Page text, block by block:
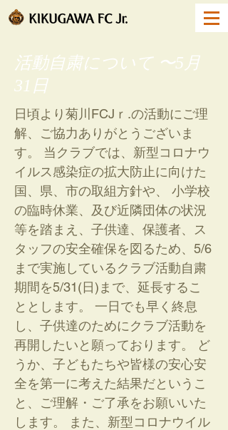
活動自粛について 〜5月
31日
日頃より菊川FCJｒ.の活動にご理
解、ご協力ありがとうございま
す。 当クラブでは、新型コロナウ
イルス感染症の拡大防止に向けた
国、県、市の取組方針や、 小学校
の臨時休業、及び近隣団体の状況
等を踏まえ、子供達、保護者、ス
タッフの安全確保を図るため、5/6
まで実施しているクラブ活動自粛
期間を5/31(日)まで、延長するこ
ととします。 一日でも早く終息
し、子供達のためにクラブ活動を
再開したいと願っております。 ど
うか、子どもたちや皆様の安心安
全を第一に考えた結果だというこ
と、ご理解・ご了承をお願いいた
します。 また、新型コロナウイル